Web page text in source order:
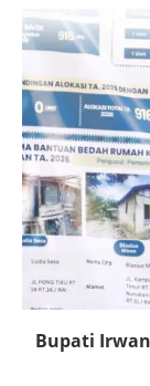
Bupati